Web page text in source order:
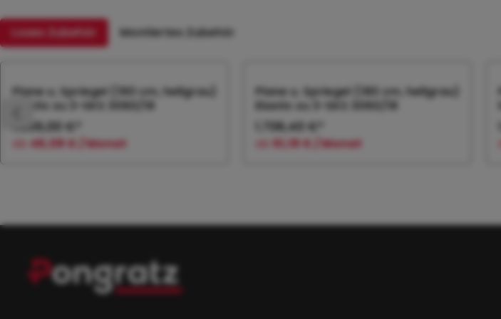
Loses Zubehör Montiertes Zubehör
Produktgalerie überspringen
Plane u. Spriegel (160 cm, hellgrau)
Elastic zu 3-SKS 3060/18
1.536,00 €*
ab 46,08 € / Monat
Plane u. Spriegel (180 cm, hellgrau)
Elastic zu 3-SKS 3060/18
1.706,40 €*
ab 51,19 € / Monat